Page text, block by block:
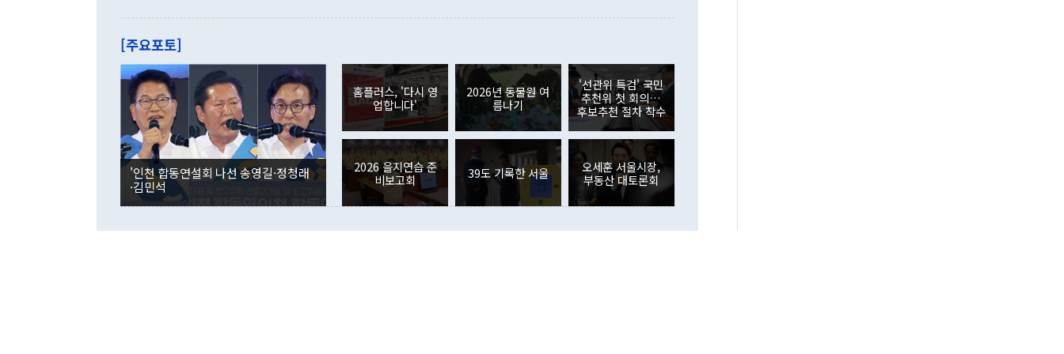
관은 업무보고 사후 브리핑에서 정 장관이 언급한 '4자 회담'에 대해 "이상
이 9월 러시아 블라디보스토크에서 열리는 '동방경제포럼(EEF)'을 언급하
며 "정부 차원에서 (참석을) 검토하고 있다"고 발언한 데 대해서도 조 장관
은 "그것은 외교부의 몫"이라며 "아직 거기까지 진도가 나가지 않았다"고
잘랐다. 정 장관이 이날 소개한 대북 구상과 설명은 정부 내 조율을 거치지
않았다는 점에서 문제가 있다. 특히 주적 표현 대체와 국호 사용, 9·19 군
사합의 복원, 4자회담 추진 등은 통일부 장관이 결정할 사안이 아니어서 월
권이라는 지적이 나오고 있다. 이 대통령은 정 장관의 업무보고를 듣고 난
뒤 "여기 업무보고에 발표했다고 승인난 건 아니다"라고 재차 확인했다. 정
부의 한 소식통은 "정 장관의 발언 내용은 대부분 국가안전보장회의(NSC)
를 거쳐 결정된 사안이 아닌 정 장관의 개인적 생각에 가깝다"며 "안보 관
련 부처 장관이 정부의 공식 정책이 아닌 사안을 추진하겠다고 업무보고를
하고 대통령의 면전에서 '국군통수권자가 나서야 한다'고 주장한 것은 심각
는 배당수입이 늘어난 데다 전월 분기배당에 따른 기저효과로 배당지급이
였던 올해 3월(369억9000만달러)을 넘어선 것이다. 직접투자에서는 내국
인의 해외투자가 80억1000만달러, 외국인의 국내투자가 46억3000만달러
각각 증가했다. 증권투자에서는 외국인의 국내 주식 매도세가 이어졌다. 외
국인의 국내 주식 투자는 차익실현 매도 등의 영향으로 316억1000만달러
감소하며 전월(-310억5000만달러)에 이어 역대 최대 순매도 기록을 다시
경신했다. 외국인의 국내 채권투자는 세계국채지수(WGBI) 자금 유입에도
분기 말 만기도래 영향으로 증가 폭이 줄어든 52억9000만달러를 기록했
다. 내국인의 해외 증권투자는 주식을 중심으로 35억6000만달러 증가했
다. eoyn2@newspim.com
[주요포토]
'인천 합동연설회 나선 송영길·정청래
·김민석
홈플러스, '다시 영
업합니다'
2026년 동물원 여
름나기
'선관위 특검' 국민
추천위 첫 회의…
후보추천 절차 착수
2026 을지연습 준
비보고회
39도 기록한 서울
오세훈 서울시장,
부동산 대토론회